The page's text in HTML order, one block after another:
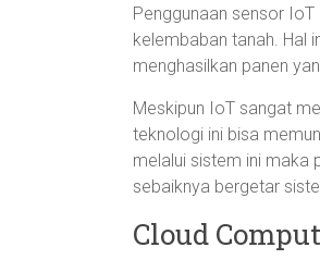
Penggunaan sensor
kelembaban tanah. Hal
menghasilkan panen
Meskipun IoT sangat
teknologi ini bisa
melalui sistem ini maka
sebaiknya bergetar
Cloud